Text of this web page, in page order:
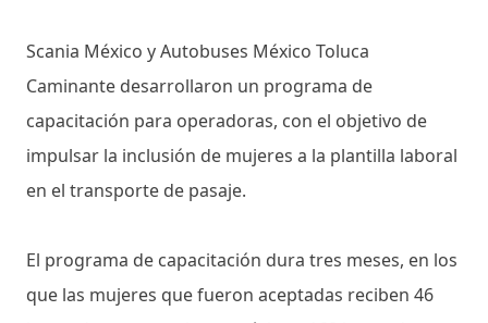
Scania México y Autobuses México Toluca
Caminante desarrollaron un programa de
capacitación para operadoras, con el objetivo de
impulsar la inclusión de mujeres a la plantilla laboral
en el transporte de pasaje.
El programa de capacitación dura tres meses, en los
que las mujeres que fueron aceptadas reciben 46